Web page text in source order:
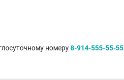
номеру8-914-555-55-55